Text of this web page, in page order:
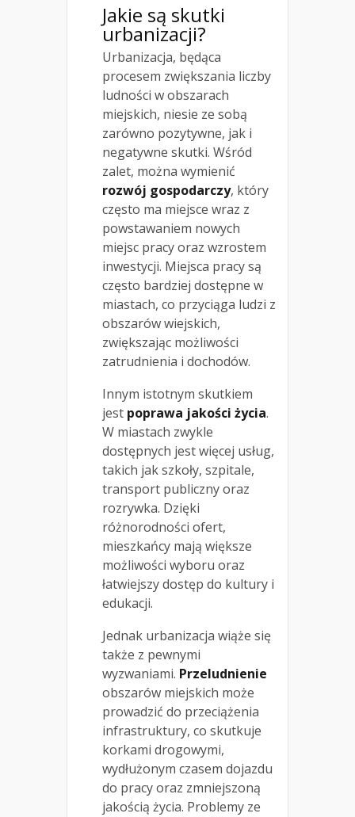
Jakie są skutki
urbanizacji?
Urbanizacja, będąca
procesem zwiększania liczby
ludności w obszarach
miejskich, niesie ze sobą
zarówno pozytywne, jak i
negatywne skutki. Wśród
zalet, można wymienić
rozwój gospodarczy, który
często ma miejsce wraz z
powstawaniem nowych
miejsc pracy oraz wzrostem
inwestycji. Miejsca pracy są
często bardziej dostępne w
miastach, co przyciąga ludzi z
obszarów wiejskich,
zwiększając możliwości
zatrudnienia i dochodów.
Innym istotnym skutkiem
jest poprawa jakości życia.
W miastach zwykle
dostępnych jest więcej usług,
takich jak szkoły, szpitale,
transport publiczny oraz
rozrywka. Dzięki
różnorodności ofert,
mieszkańcy mają większe
możliwości wyboru oraz
łatwiejszy dostęp do kultury i
edukacji.
Jednak urbanizacja wiąże się
także z pewnymi
wyzwaniami. Przeludnienie
obszarów miejskich może
prowadzić do przeciążenia
infrastruktury, co skutkuje
korkami drogowymi,
wydłużonym czasem dojazdu
do pracy oraz zmniejszoną
jakością życia. Problemy ze